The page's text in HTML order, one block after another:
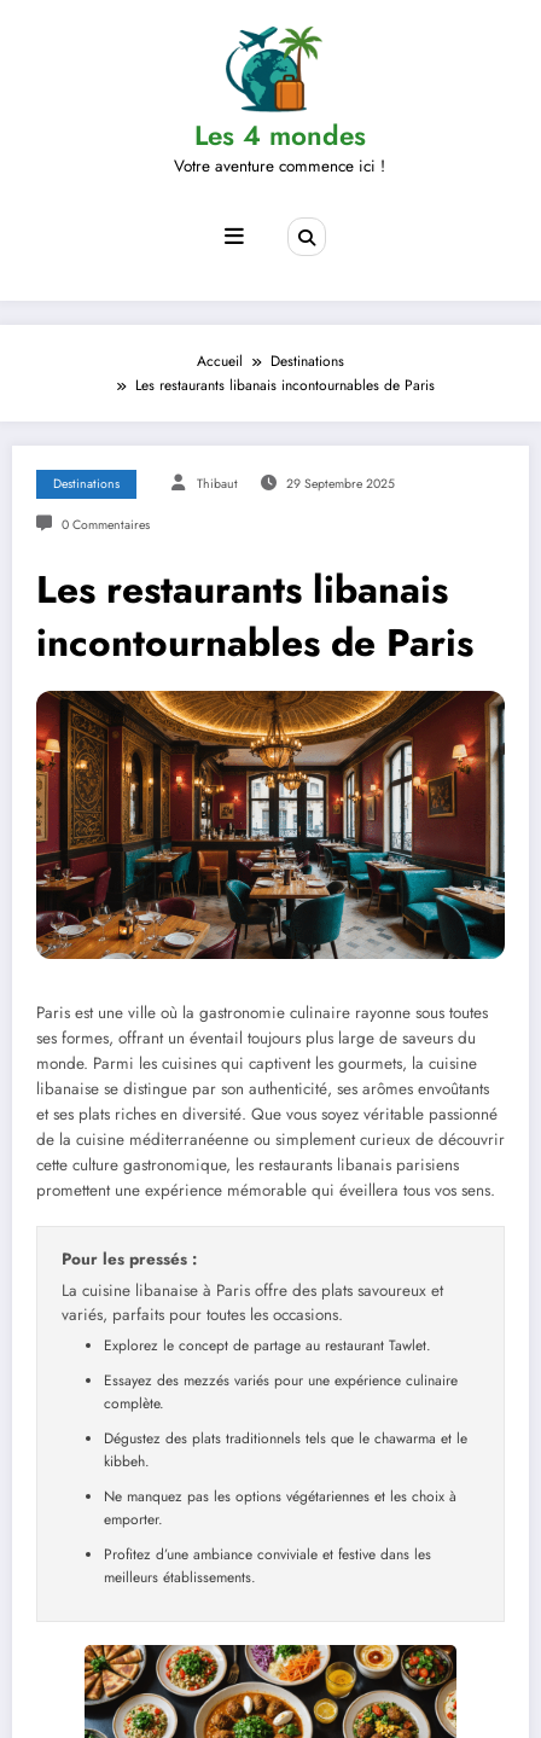
Les 4 mondes
Votre aventure commence ici !
Accueil
Destinations
Les restaurants libanais incontournables de Paris
Destinations Thibaut 29 Septembre 2025
0 Commentaires
Les restaurants libanais
incontournables de Paris
Paris est une ville où la gastronomie culinaire rayonne sous toutes
ses formes, offrant un éventail toujours plus large de saveurs du
monde. Parmi les cuisines qui captivent les gourmets, la cuisine
libanaise se distingue par son authenticité, ses arômes envoûtants
et ses plats riches en diversité. Que vous soyez véritable passionné
de la cuisine méditerranéenne ou simplement curieux de découvrir
cette culture gastronomique, les restaurants libanais parisiens
promettent une expérience mémorable qui éveillera tous vos sens.
Pour les pressés :
La cuisine libanaise à Paris offre des plats savoureux et
variés, parfaits pour toutes les occasions.
Explorez le concept de partage au restaurant Tawlet.
Essayez des mezzés variés pour une expérience culinaire
complète.
Dégustez des plats traditionnels tels que le chawarma et le
kibbeh.
Ne manquez pas les options végétariennes et les choix à
emporter.
Profitez d’une ambiance conviviale et festive dans les
meilleurs établissements.